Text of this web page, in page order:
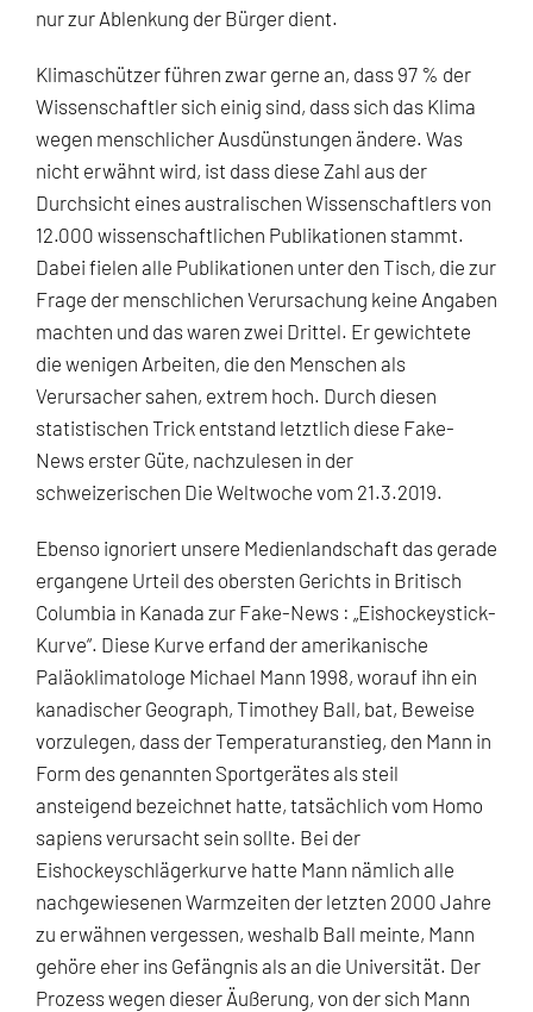
nur zur Ablenkung der Bürger dient.
Klimaschützer führen zwar gerne an, dass 97 % der
Wissenschaftler sich einig sind, dass sich das Klima
wegen menschlicher Ausdünstungen ändere. Was
nicht erwähnt wird, ist dass diese Zahl aus der
Durchsicht eines australischen Wissenschaftlers von
12.000 wissenschaftlichen Publikationen stammt.
Dabei fielen alle Publikationen unter den Tisch, die zur
Frage der menschlichen Verursachung keine Angaben
machten und das waren zwei Drittel. Er gewichtete
die wenigen Arbeiten, die den Menschen als
Verursacher sahen, extrem hoch. Durch diesen
statistischen Trick entstand letztlich diese Fake-
News erster Güte, nachzulesen in der
schweizerischen Die Weltwoche vom 21.3.2019.
Ebenso ignoriert unsere Medienlandschaft das gerade
ergangene Urteil des obersten Gerichts in Britisch
Columbia in Kanada zur Fake-News : „Eishockeystick-
Kurve“. Diese Kurve erfand der amerikanische
Paläoklimatologe Michael Mann 1998, worauf ihn ein
kanadischer Geograph, Timothey Ball, bat, Beweise
vorzulegen, dass der Temperaturanstieg, den Mann in
Form des genannten Sportgerätes als steil
ansteigend bezeichnet hatte, tatsächlich vom Homo
sapiens verursacht sein sollte. Bei der
Eishockeyschlägerkurve hatte Mann nämlich alle
nachgewiesenen Warmzeiten der letzten 2000 Jahre
zu erwähnen vergessen, weshalb Ball meinte, Mann
gehöre eher ins Gefängnis als an die Universität. Der
Prozess wegen dieser Äußerung, von der sich Mann